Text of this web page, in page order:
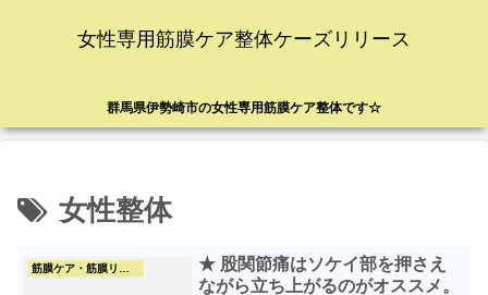
女性専用筋膜ケア整体ケーズリリース
群馬県伊勢崎市の女性専用筋膜ケア整体です☆
女性整体
★ 股関節痛はソケイ部を押さえ
ながら立ち上がるのがオススメ。